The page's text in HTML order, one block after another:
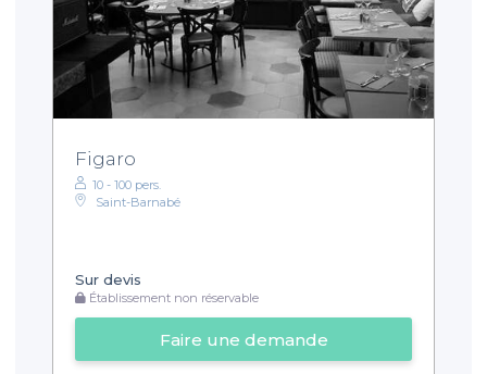
Figaro
10 - 100 pers.
Saint-Barnabé
Sur devis
Établissement non réservable
Faire une demande